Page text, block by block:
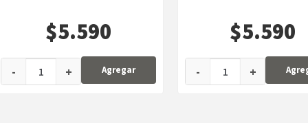
$5.590
- + Agregar
$5.590
- +